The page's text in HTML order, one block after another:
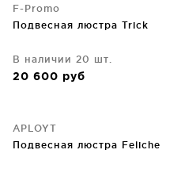
F-Promo
Подвесная люстра Trick
В наличии 20 шт.
20 600 руб
APLOYT
Подвесная люстра Feliche